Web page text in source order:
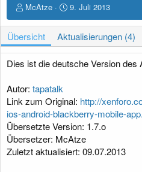
A
u
t
o
r
McAtze
D
a
t
u
m
E
e
l
l
u
g
9. Juli 2013
Übersicht Aktualisierungen (4)
Dies ist die deutsche Version des
Autor: tapatalk
Link zum Original: http://
ios-android-blackberry-mobile-
Übersetzte Version: 1.7.o
Übersetzer: McAtze
Zuletzt aktualisiert: 09.07.2013